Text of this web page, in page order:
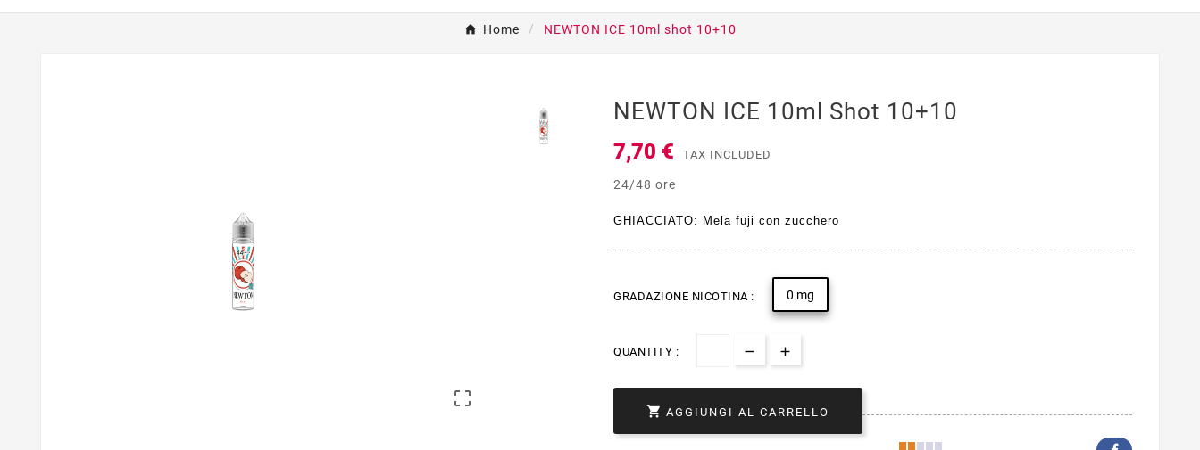
Home NEWTON ICE 10ml shot 10+10

NEWTON ICE 10ml Shot 10+10
7,70 € TAX INCLUDED
24/48 ore
GHIACCIATO: Mela fuji con zucchero
GRADAZIONE NICOTINA : 0 mg
QUANTITY :
 AGGIUNGI AL CARRELLO